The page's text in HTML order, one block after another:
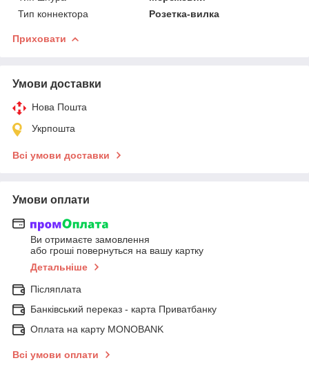
Тип коннектора
Розетка-вилка
Приховати
Умови доставки
Нова Пошта
Укрпошта
Всі умови доставки
Умови оплати
Ви отримаєте замовлення
або гроші повернуться на вашу картку
Детальніше
Післяплата
Банківський переказ - карта Приватбанку
Оплата на карту MONOBANK
Всі умови оплати